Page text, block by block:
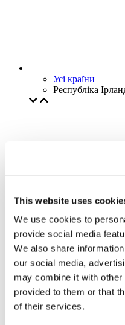
This website uses
We use cookies to
provide social media
We also share
our social media,
may combine it with other
provided to them or that
of their services.
Усі країни
Республіка